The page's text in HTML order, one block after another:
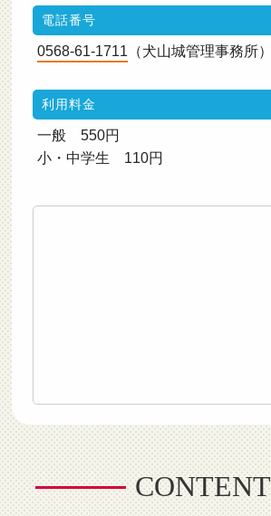
電話番号
0568-61-1711 （犬山城管理事務所）
利用料金
一般 550円
小・中学生 110円
CONTENT